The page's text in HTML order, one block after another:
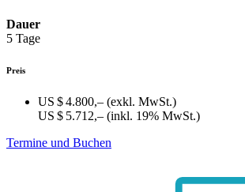
Dauer
5 Tage
Preis
US $ 4.800,– (exkl. MwSt.)
US $ 5.712,– (inkl. 19% MwSt.)
Termine und Buchen